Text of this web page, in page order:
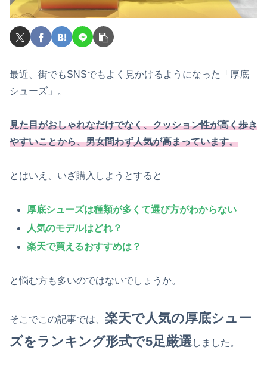
最近、街でもSNSでもよく見かけるようになった「厚底
シューズ」。
見た目がおしゃれなだけでなく、クッション性が高く歩き
やすいことから、男女問わず人気が高まっています。
とはいえ、いざ購入しようとすると
厚底シューズは種類が多くて選び方がわからない
人気のモデルはどれ？
楽天で買えるおすすめは？
と悩む方も多いのではないでしょうか。
そこでこの記事では、 楽天で人気の厚底シュー
ズをランキング形式で5足厳選 しました。